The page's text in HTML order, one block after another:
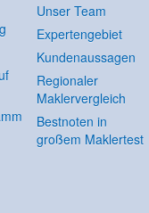
Unser Team
Expertengebiet
Kundenaussagen
Regionaler
Maklervergleich
Bestnoten in
großem Maklertest